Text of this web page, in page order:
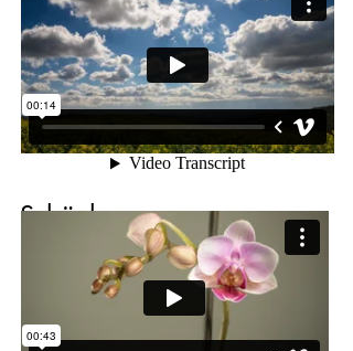
Schönherrn
Produktionsjahr: 2015
Dauer: 0:14 min